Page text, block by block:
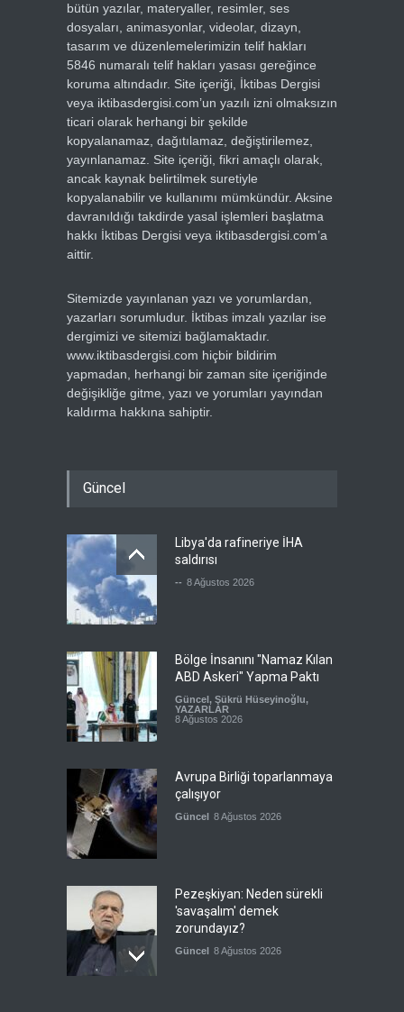
bütün yazılar, materyaller, resimler, ses
dosyaları, animasyonlar, videolar, dizayn,
tasarım ve düzenlemelerimizin telif hakları
5846 numaralı telif hakları yasası gereğince
koruma altındadır. Site içeriği, İktibas Dergisi
veya iktibasdergisi.com’un yazılı izni olmaksızın
ticari olarak herhangi bir şekilde
kopyalanamaz, dağıtılamaz, değiştirilemez,
yayınlanamaz. Site içeriği, fikri amaçlı olarak,
ancak kaynak belirtilmek suretiyle
kopyalanabilir ve kullanımı mümkündür. Aksine
davranıldığı takdirde yasal işlemleri başlatma
hakkı İktibas Dergisi veya iktibasdergisi.com’a
aittir.
Sitemizde yayınlanan yazı ve yorumlardan,
yazarları sorumludur. İktibas imzalı yazılar ise
dergimizi ve sitemizi bağlamaktadır.
www.iktibasdergisi.com hiçbir bildirim
yapmadan, herhangi bir zaman site içeriğinde
değişikliğe gitme, yazı ve yorumları yayından
kaldırma hakkına sahiptir.
Güncel
Libya'da rafineriye İHA
saldırısı
-- 8 Ağustos 2026
Bölge İnsanını "Namaz Kılan
ABD Askeri" Yapma Paktı
Güncel , Şükrü Hüseyinoğlu,
YAZARLAR
8 Ağustos 2026
Avrupa Birliği toparlanmaya
çalışıyor
Güncel 8 Ağustos 2026
Pezeşkiyan: Neden sürekli
'savaşalım' demek
zorundayız?
Güncel 8 Ağustos 2026